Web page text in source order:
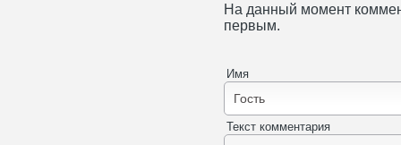
На данный момент
первым.
Имя
Текст комментария